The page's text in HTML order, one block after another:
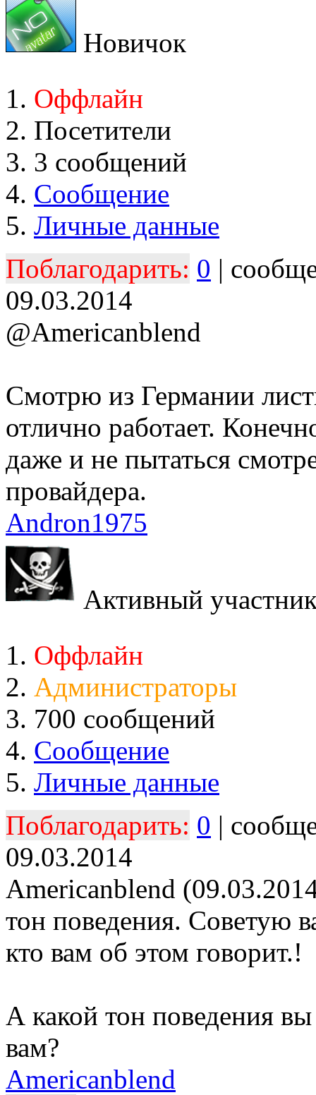
Новичок
Оффлайн
Посетители
3 сообщений
Сообщение
Личные данные
Поблагодарить: 0 |
09.03.2014
@Americanblend
Смотрю из Германии
отлично работает.
даже и не пытаться
провайдера.
Andron1975
Активный
Оффлайн
Администраторы
700 сообщений
Сообщение
Личные данные
Поблагодарить: 0 |
09.03.2014
Americanblend
тон поведения. Советую
кто вам об этом говорит.!
А какой тон поведения
вам?
Americanblend